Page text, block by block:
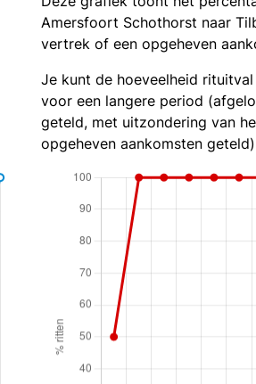
Amersfoort Schothorst naar
vertrek of een opgeheven
Je kunt de hoeveelheid
voor een langere period
geteld, met uitzondering van
opgeheven aankomsten